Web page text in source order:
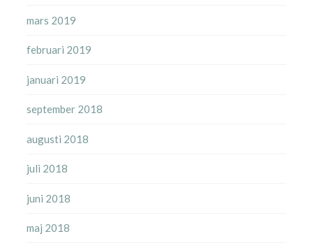
mars 2019
februari 2019
januari 2019
september 2018
augusti 2018
juli 2018
juni 2018
maj 2018